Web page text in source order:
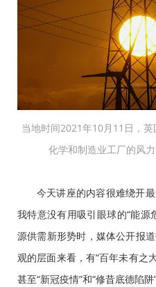
当地时间2021年10月11日，
化学和制造业工厂的风
今天讲座的内容很难绕开
我特意没有用吸引眼球的“能源
源供需新形势时，媒体公开报
观的层面来看，有“百年未有之
甚至“新冠疫情”和“修昔底德陷